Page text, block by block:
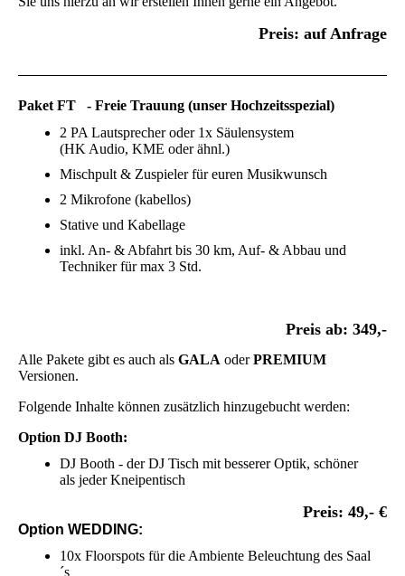
Preis: auf Anfrage
Paket FT - Freie Trauung (unser Hochzeitsspezial)
2 PA Lautsprecher oder 1x Säulensystem
(HK Audio, KME oder ähnl.)
Mischpult & Zuspieler für euren Musikwunsch
2 Mikrofone (kabellos)
Stative und Kabellage
inkl. An- & Abfahrt bis 30 km, Auf- & Abbau und
Techniker für max 3 Std.
Preis ab: 349,-
Alle Pakete gibt es auch als GALA oderPREMIUM
Versionen.
Folgende Inhalte können zusätzlich hinzugebucht werden:
Option DJ Booth:
DJ Booth - der DJ Tisch mit besserer Optik, schöner
als jeder Kneipentisch
Preis: 49,- €
Option WEDDING:
10x Floorspots für die Ambiente Beleuchtung des Saal
´s